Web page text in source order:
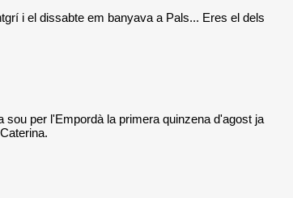
i el dissabte em banyava a Pals... Eres el dels
per l'Empordà la primera quinzena d'agost ja